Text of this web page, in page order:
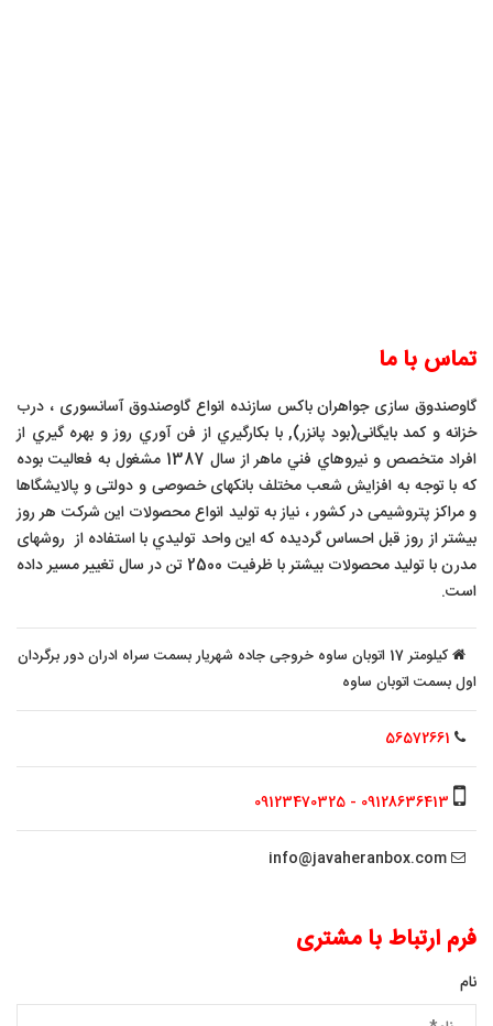
تماس با ما
گاوصندوق سازی جواهران باکس سازنده انواع گاوصندوق آسانسوری ، درب
خزانه و کمد بایگانی(بود پانزر), با بکارگيري از فن آوري روز و بهره گيري از
افراد متخصص و نيروهاي فني ماهر از سال 1387 مشغول به فعاليت بوده
که با توجه به افزايش شعب مختلف بانکهای خصوصی و دولتی و پالایشگاها
و مراکز پتروشیمی در کشور ، نياز به توليد انواع محصولات اين شرکت هر روز
بيشتر از روز قبل احساس گرديده که اين واحد توليدي با استفاده از روشهای
مدرن با تولید محصولات بیشتر با ظرفیت 2500 تن در سال تغییر مسیر داده
است.
کیلومتر 17 اتوبان ساوه خروجی جاده شهریار بسمت سراه ادران دور برگردان
اول بسمت اتوبان ساوه
56572661
09128636413 - 09123470325
فرم ارتباط با مشتری
نام